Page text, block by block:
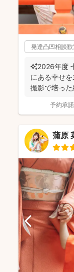
発達凸凹相談歓
✨2026年度 七五
にある幸せ
撮影で培っ
予約承諾
蒲原